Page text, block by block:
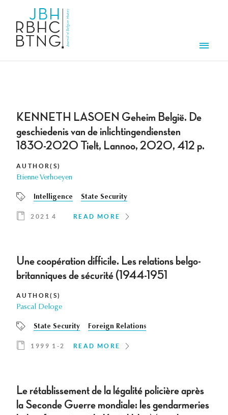
KENNETH LASOEN Geheim België. De
geschiedenis van de inlichtingendiensten
1830-2020 Tielt, Lannoo, 2020, 412 p.
AUTHOR(S)
Etienne Verhoeyen
Intelligence State Security
2021 4 READ MORE
Une coopération difficile. Les relations belgo-
britanniques de sécurité (1944-1951
AUTHOR(S)
Pascal Deloge
State Security Foreign Relations
1999 1-2 READ MORE
Le rétablissement de la légalité policière après
la Seconde Guerre mondiale: les gendarmeries